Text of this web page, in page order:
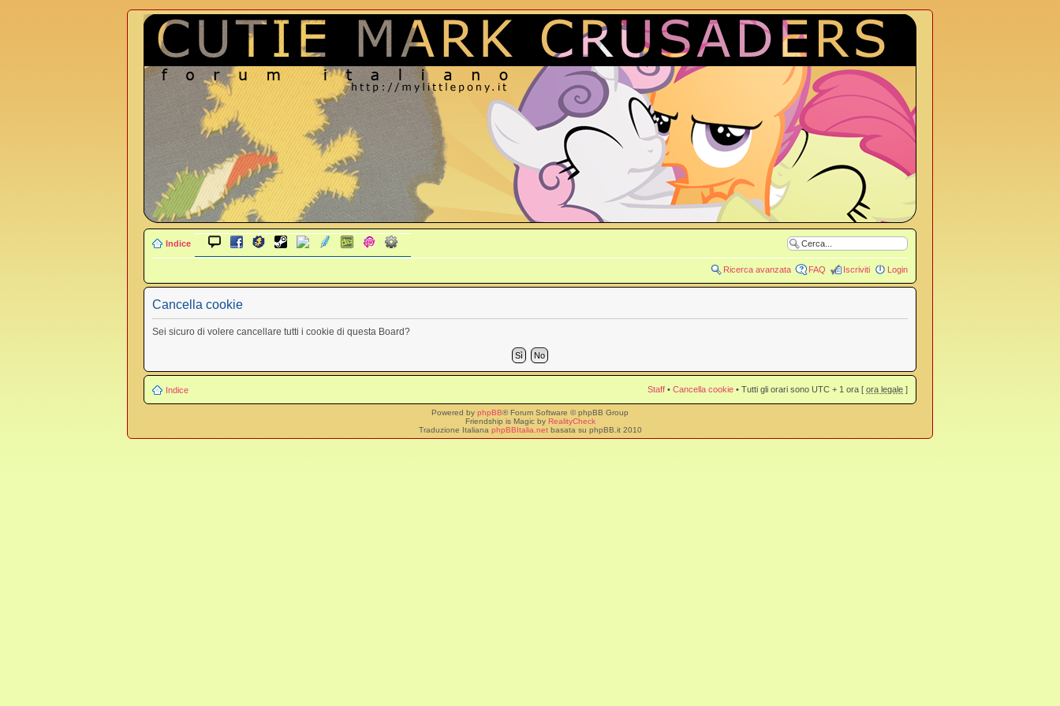
Indice
Ricerca avanzata FAQ Iscriviti Login
Cancella cookie
Sei sicuro di volere cancellare tutti i cookie di questa Board?
Indice Staff • Cancella cookie • Tutti gli orari sono UTC + 1 ora [ ora legale ]
Powered by phpBB® Forum Software © phpBB Group
Friendship is Magic by RealityCheck
Traduzione Italiana phpBBItalia.netbasata su phpBB.it 2010